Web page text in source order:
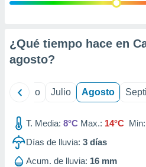
e
mediante
de
¿Qué tiempo hace en
agosto?
Junio Julio Agosto
T. Media: 8°C Max.: 14°C Min:
Días de lluvia: 3 días
Acum. de lluvia: 16 mm